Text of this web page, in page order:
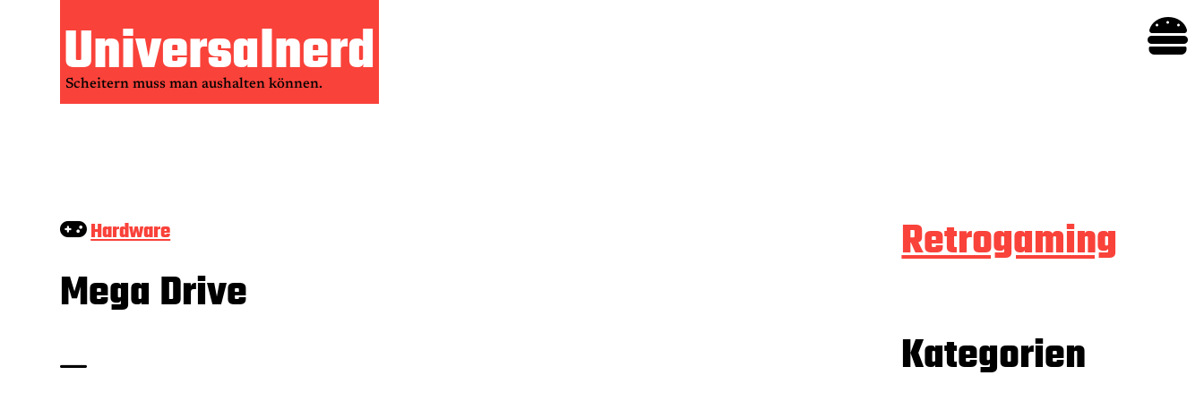
Inhalt
springen
Universalnerd
Scheitern muss man aushalten können.

Hardware
Mega Drive
Retrogaming
Kategorien